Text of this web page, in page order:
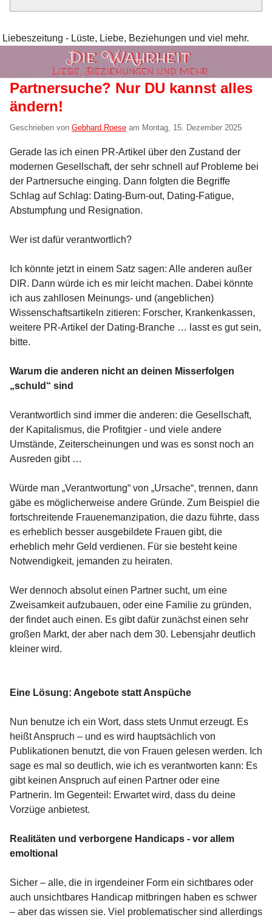
Liebeszeitung - Lüste, Liebe, Beziehungen und viel mehr.
Partnersuche? Nur DU kannst alles
ändern!
Geschrieben von Gebhard Roese am Montag, 15. Dezember 2025
Gerade las ich einen PR-Artikel über den Zustand der
modernen Gesellschaft, der sehr schnell auf Probleme bei
der Partnersuche einging. Dann folgten die Begriffe
Schlag auf Schlag: Dating-Burn-out, Dating-Fatigue,
Abstumpfung und Resignation.
Wer ist dafür verantwortlich?
Ich könnte jetzt in einem Satz sagen: Alle anderen außer
DIR. Dann würde ich es mir leicht machen. Dabei könnte
ich aus zahllosen Meinungs- und (angeblichen)
Wissenschaftsartikeln zitieren: Forscher, Krankenkassen,
weitere PR-Artikel der Dating-Branche … lasst es gut sein,
bitte.
Warum die anderen nicht an deinen Misserfolgen
„schuld“ sind
Verantwortlich sind immer die anderen: die Gesellschaft,
der Kapitalismus, die Profitgier - und viele andere
Umstände, Zeiterscheinungen und was es sonst noch an
Ausreden gibt …
Würde man „Verantwortung“ von „Ursache“, trennen, dann
gäbe es möglicherweise andere Gründe. Zum Beispiel die
fortschreitende Frauenemanzipation, die dazu führte, dass
es erheblich besser ausgebildete Frauen gibt, die
erheblich mehr Geld verdienen. Für sie besteht keine
Notwendigkeit, jemanden zu heiraten.
Wer dennoch absolut einen Partner sucht, um eine
Zweisamkeit aufzubauen, oder eine Familie zu gründen,
der findet auch einen. Es gibt dafür zunächst einen sehr
großen Markt, der aber nach dem 30. Lebensjahr deutlich
kleiner wird.
Eine Lösung: Angebote statt Anspüche
Nun benutze ich ein Wort, dass stets Unmut erzeugt. Es
heißt Anspruch – und es wird hauptsächlich von
Publikationen benutzt, die von Frauen gelesen werden. Ich
sage es mal so deutlich, wie ich es verantworten kann: Es
gibt keinen Anspruch auf einen Partner oder eine
Partnerin. Im Gegenteil: Erwartet wird, dass du deine
Vorzüge anbietest.
Realitäten und verborgene Handicaps - vor allem
emoltional
Sicher – alle, die in irgendeiner Form ein sichtbares oder
auch unsichtbares Handicap mitbringen haben es schwer
– aber das wissen sie. Viel problematischer sind allerdings